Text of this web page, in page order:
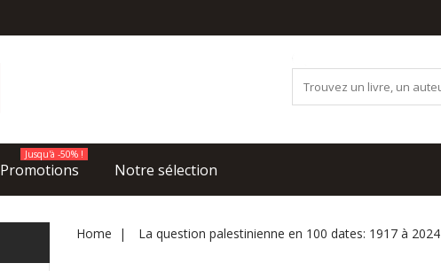
Promotions
Jusqu'à -50% !
Notre sélection
Home La question palestinienne en 100 dates: 1917 à 2024